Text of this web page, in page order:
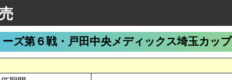
ズ第６戦・戸田中央メディックス埼玉カップ